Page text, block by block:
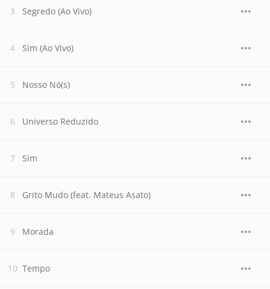
Segredo (Ao Vivo)
Sim (Ao Vivo)
Nosso Nó(s)
Universo Reduzido
Sim
Grito Mudo (feat. Mateus Asato)
Morada
Tempo